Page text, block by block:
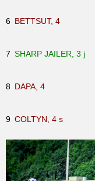
6 BETTSUT, 4
7 SHARP JAILER, 3 j
8 DAPA, 4
9 COLTYN, 4 s